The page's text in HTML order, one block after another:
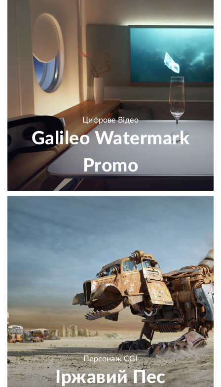
Цифрове Відео
Galileo Watermark
Promo
Персонаж CGI
Іржавий Пес